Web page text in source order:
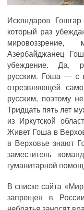
г.
Вход
Искяндаров
который раз
Азербайджанец
убеждение. Да,
русским. Гоша — с
отрезвляющей
русским, поэтому
Тридцать пять лет
из Иркутской
Живет Гоша в
в Верховье знают
заместитель
гуманитарной
В списке сайта
запрещен в